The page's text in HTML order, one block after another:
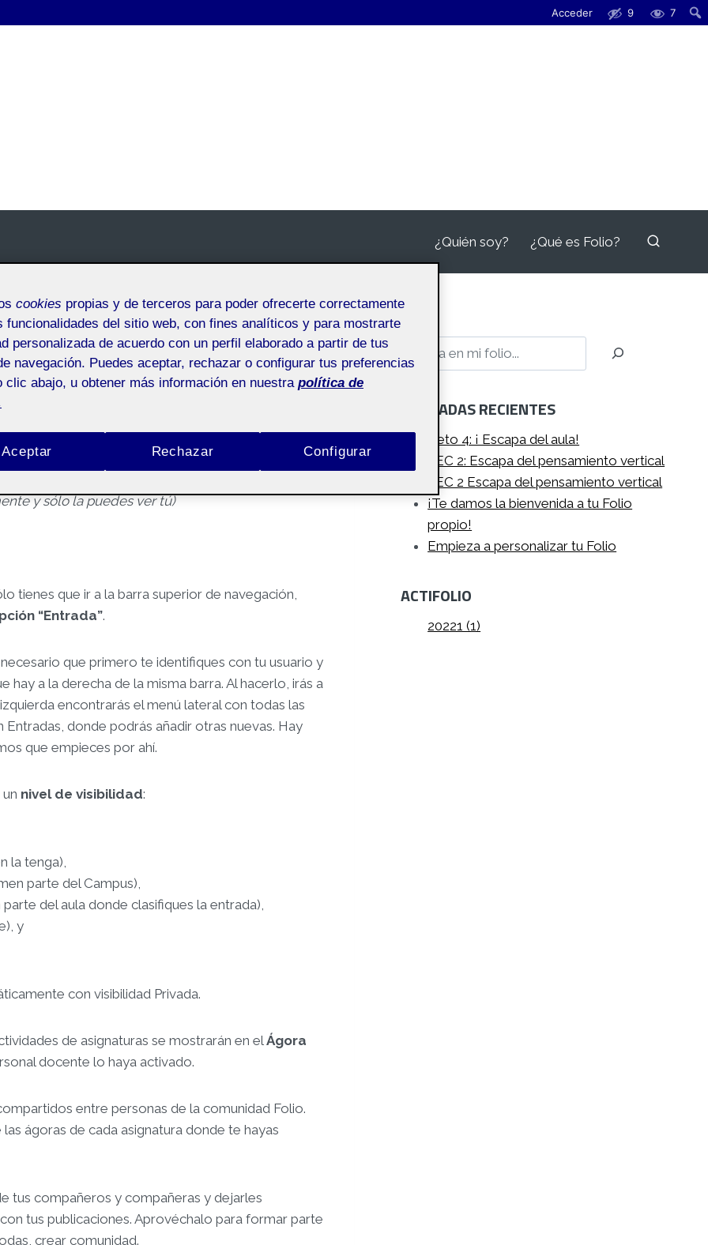
Acceder 9 7
¿Quién soy? ¿Qué es Folio?
los contenidos y Ágoras
y sólo la puedes ver tú)
tienes que ir a la barra superior de navegación,
“Entrada”.
que primero te identifiques con tu usuario y
hay a la derecha de la misma barra. Al hacerlo, irás a
encontrarás el menú lateral con todas las
donde podrás añadir otras nuevas. Hay
que empieces por ahí.
nivel de visibilidad:
la tenga),
parte del Campus),
del aula donde clasifiques la entrada),
y
con visibilidad Privada.
de asignaturas se mostrarán en el Ágora
docente lo haya activado.
entre personas de la comunidad Folio.
ágoras de cada asignatura donde te hayas
tus compañeros y compañeras y dejarles
tus publicaciones. Aprovéchalo para formar parte
crear comunidad.
ENTRADAS RECIENTES
Reto 4: ¡ Escapa del aula!
PEC 2: Escapa del pensamiento vertical
PEC 2 Escapa del pensamiento vertical
¡Te damos la bienvenida a tu Folio
propio!
Empieza a personalizar tu Folio
ACTIFOLIO
20221 (1)
cookies propias y de terceros para poder ofrecerte correctamente
funcionalidades del sitio web, con fines analíticos y para mostrarte
personalizada de acuerdo con un perfil elaborado a partir de tus
navegación. Puedes aceptar, rechazar o configurar tus preferencias
clic abajo, u obtener más información en nuestra política de
Rechazar
Aceptar Configurar